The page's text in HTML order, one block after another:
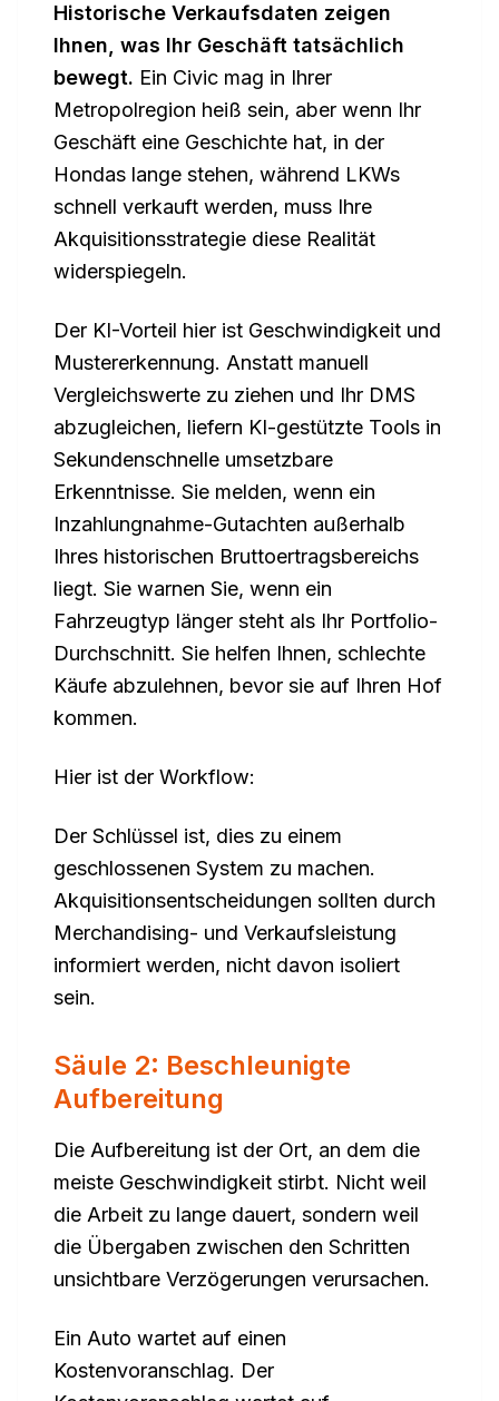
Historische Verkaufsdaten zeigen
Ihnen, was Ihr Geschäft tatsächlich
bewegt. Ein Civic mag in Ihrer
Metropolregion heiß sein, aber wenn Ihr
Geschäft eine Geschichte hat, in der
Hondas lange stehen, während LKWs
schnell verkauft werden, muss Ihre
Akquisitionsstrategie diese Realität
widerspiegeln.
Der KI-Vorteil hier ist Geschwindigkeit und
Mustererkennung. Anstatt manuell
Vergleichswerte zu ziehen und Ihr DMS
abzugleichen, liefern KI-gestützte Tools in
Sekundenschnelle umsetzbare
Erkenntnisse. Sie melden, wenn ein
Inzahlungnahme-Gutachten außerhalb
Ihres historischen Bruttoertragsbereichs
liegt. Sie warnen Sie, wenn ein
Fahrzeugtyp länger steht als Ihr Portfolio-
Durchschnitt. Sie helfen Ihnen, schlechte
Käufe abzulehnen, bevor sie auf Ihren Hof
kommen.
Hier ist der Workflow:
Der Schlüssel ist, dies zu einem
geschlossenen System zu machen.
Akquisitionsentscheidungen sollten durch
Merchandising- und Verkaufsleistung
informiert werden, nicht davon isoliert
sein.
Säule 2: Beschleunigte
Aufbereitung
Die Aufbereitung ist der Ort, an dem die
meiste Geschwindigkeit stirbt. Nicht weil
die Arbeit zu lange dauert, sondern weil
die Übergaben zwischen den Schritten
unsichtbare Verzögerungen verursachen.
Ein Auto wartet auf einen
Kostenvoranschlag. Der